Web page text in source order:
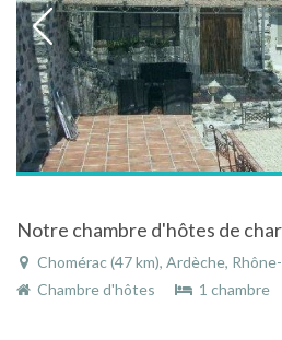
Chomérac (47 km), Ardèche, Rhône-
Chambre d'hôtes
1 chambre